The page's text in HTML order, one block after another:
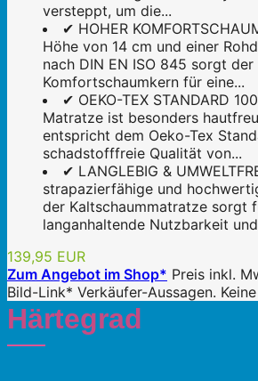
versteppt, um die...
✔ HOHER
Höhe von 14 cm und einer
nach DIN EN ISO 845 sorgt
Komfortschaumkern für eine...
✔ OEKO-TEX STANDARD
Matratze ist besonders
entspricht dem Oeko-Tex
schadstofffreie Qualität von...
✔ LANGLEBIG &
strapazierfähige und
der Kaltschaummatratze sorgt
langanhaltende Nutzbarkeit
139,95 EUR
Zum Angebot im Shop* Preis inkl.
Bild-Link* Verkäufer-Aussagen.
Härtegrad